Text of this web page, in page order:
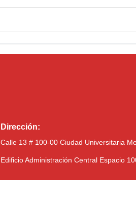
Dirección:
Calle 13 # 100-00 Ciudad Universitaria
Edificio Administración Central Espacio